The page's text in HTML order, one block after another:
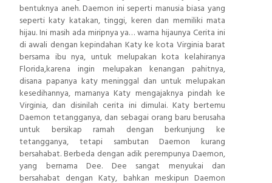
bentuknya aneh. Daemon ini seperti manusia biasa yang
seperti katy katakan, tinggi, keren dan memiliki mata
hijau. Ini masih ada miripnya ya… warna hijaunya Cerita ini
di awali dengan kepindahan Katy ke kota Virginia barat
bersama ibu nya, untuk melupakan kota kelahiranya
Florida,karena ingin melupakan kenangan pahitnya,
disana papanya katy meninggal dan untuk melupakan
kesedihannya, mamanya Katy mengajaknya pindah ke
Virginia, dan disinilah cerita ini dimulai. Katy bertemu
Daemon tetangganya, dan sebagai orang baru berusaha
untuk bersikap ramah dengan berkunjung ke
tetangganya, tetapi sambutan Daemon kurang
bersahabat. Berbeda dengan adik perempunya Daemon,
yang bernama Dee. Dee sangat menyukai dan
bersahabat dengan Katy, bahkan meskipun Daemon